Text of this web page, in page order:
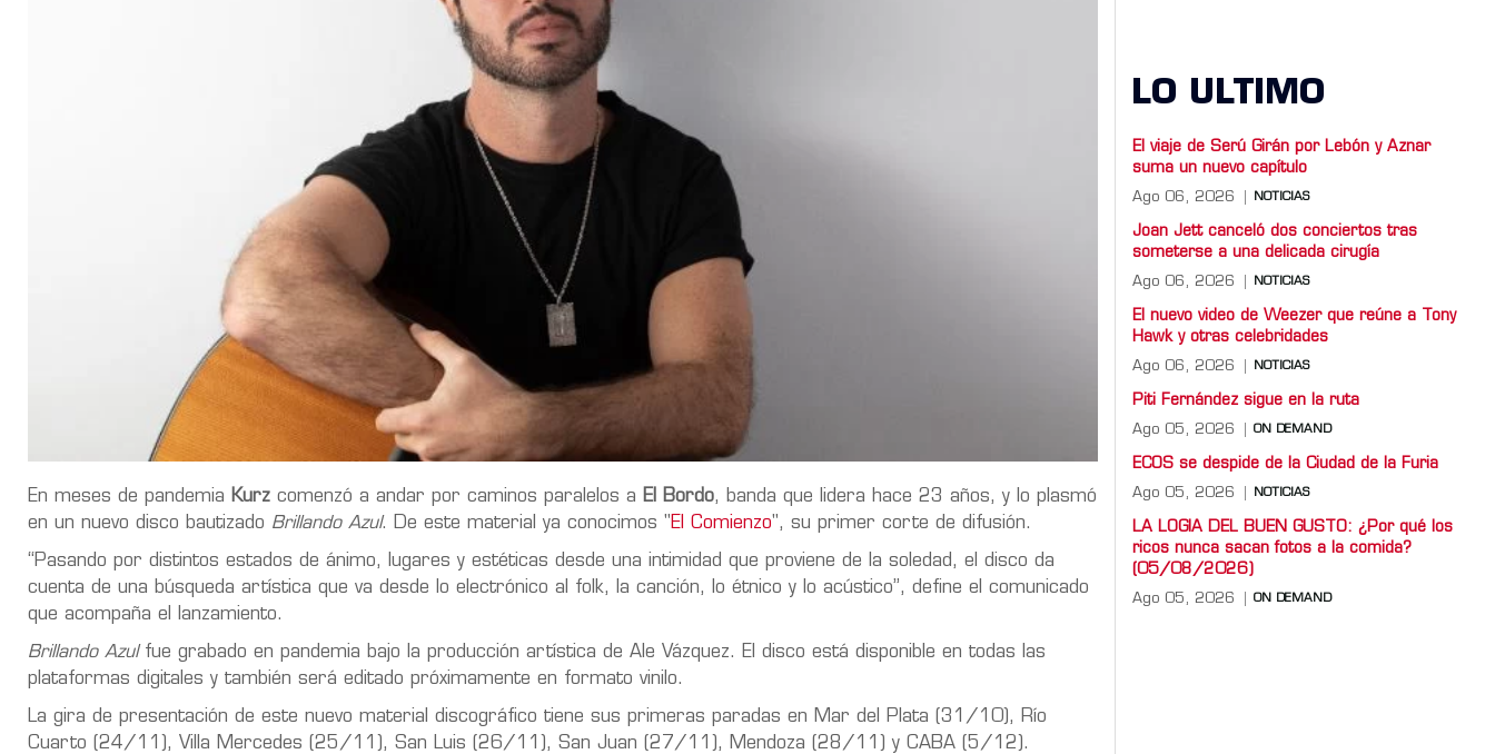
En meses de pandemia Kurz comenzó a andar por caminos paralelos a El Bordo, banda que lidera hace 23 años, y lo plasmó
en un nuevo disco bautizado Brillando Azul. De este material ya conocimos "El Comienzo", su primer corte de difusión.
“Pasando por distintos estados de ánimo, lugares y estéticas desde una intimidad que proviene de la soledad, el disco da
cuenta de una búsqueda artística que va desde lo electrónico al folk, la canción, lo étnico y lo acústico”, define el comunicado
que acompaña el lanzamiento.
Brillando Azulfue grabado en pandemia bajo la producción artística de Ale Vázquez. El disco está disponible en todas las
plataformas digitales y también será editado próximamente en formato vinilo.
La gira de presentación de este nuevo material discográfico tiene sus primeras paradas en Mar del Plata (31/10), Río
Cuarto (24/11), Villa Mercedes (25/11), San Luis (26/11), San Juan (27/11), Mendoza (28/11) y CABA (5/12).
LO ULTIMO
El viaje de Serú Girán por Lebón y Aznar
suma un nuevo capítulo
Ago 06, 2026 NOTICIAS
Joan Jett canceló dos conciertos tras
someterse a una delicada cirugía
Ago 06, 2026 NOTICIAS
El nuevo video de Weezer que reúne a Tony
Hawk y otras celebridades
Ago 06, 2026 NOTICIAS
Piti Fernández sigue en la ruta
Ago 05, 2026 ON DEMAND
ECOS se despide de la Ciudad de la Furia
Ago 05, 2026 NOTICIAS
LA LOGIA DEL BUEN GUSTO: ¿Por qué los
ricos nunca sacan fotos a la comida?
(05/08/2026)
Ago 05, 2026 ON DEMAND